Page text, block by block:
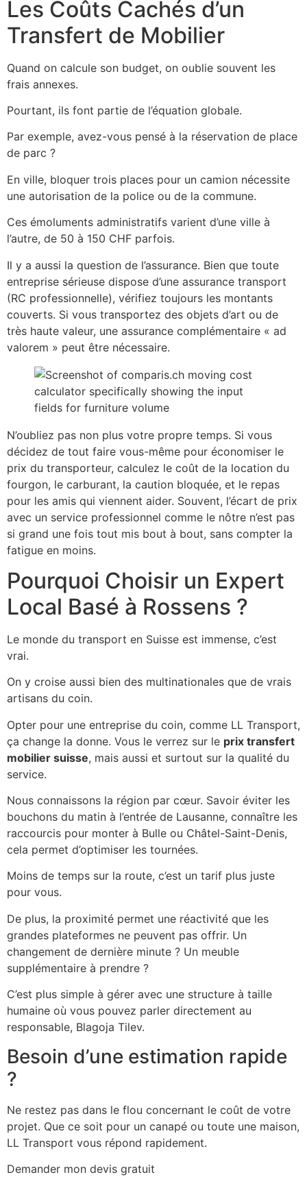
Les Coûts Cachés d’un
Transfert de Mobilier
Quand on calcule son budget, on oublie souvent les
frais annexes.
Pourtant, ils font partie de l’équation globale.
Par exemple, avez-vous pensé à la réservation de place
de parc ?
En ville, bloquer trois places pour un camion nécessite
une autorisation de la police ou de la commune.
Ces émoluments administratifs varient d’une ville à
l’autre, de 50 à 150 CHF parfois.
Il y a aussi la question de l’assurance. Bien que toute
entreprise sérieuse dispose d’une assurance transport
(RC professionnelle), vérifiez toujours les montants
couverts. Si vous transportez des objets d’art ou de
très haute valeur, une assurance complémentaire « ad
valorem » peut être nécessaire.
N’oubliez pas non plus votre propre temps. Si vous
décidez de tout faire vous-même pour économiser le
prix du transporteur, calculez le coût de la location du
fourgon, le carburant, la caution bloquée, et le repas
pour les amis qui viennent aider. Souvent, l’écart de prix
avec un service professionnel comme le nôtre n’est pas
si grand une fois tout mis bout à bout, sans compter la
fatigue en moins.
Pourquoi Choisir un Expert
Local Basé à Rossens ?
Le monde du transport en Suisse est immense, c’est
vrai.
On y croise aussi bien des multinationales que de vrais
artisans du coin.
Opter pour une entreprise du coin, comme LL Transport,
ça change la donne. Vous le verrez sur le prix transfert
mobilier suisse, mais aussi et surtout sur la qualité du
service.
Nous connaissons la région par cœur. Savoir éviter les
bouchons du matin à l’entrée de Lausanne, connaître les
raccourcis pour monter à Bulle ou Châtel-Saint-Denis,
cela permet d’optimiser les tournées.
Moins de temps sur la route, c’est un tarif plus juste
pour vous.
De plus, la proximité permet une réactivité que les
grandes plateformes ne peuvent pas offrir. Un
changement de dernière minute ? Un meuble
supplémentaire à prendre ?
C’est plus simple à gérer avec une structure à taille
humaine où vous pouvez parler directement au
responsable, Blagoja Tilev.
Besoin d’une estimation rapide
?
Ne restez pas dans le flou concernant le coût de votre
projet. Que ce soit pour un canapé ou toute une maison,
LL Transport vous répond rapidement.
Demander mon devis gratuit